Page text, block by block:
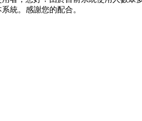
統。感謝您的配合。